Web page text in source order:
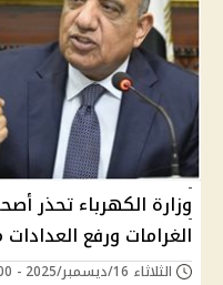
وزارة الكهرباء تحذر
الغرامات ورفع
الثلاثاء 16/ديسمبر/2025 - 04:00 ص